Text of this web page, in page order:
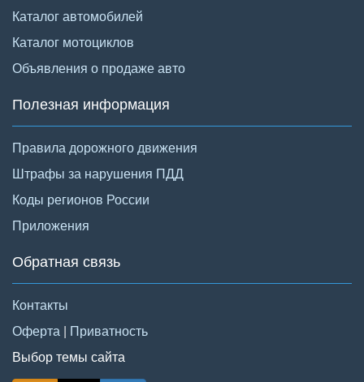
Каталог автомобилей
Каталог мотоциклов
Объявления о продаже авто
Полезная информация
Правила дорожного движения
Штрафы за нарушения ПДД
Коды регионов России
Приложения
Обратная связь
Контакты
Оферта | Приватность
Выбор темы сайта